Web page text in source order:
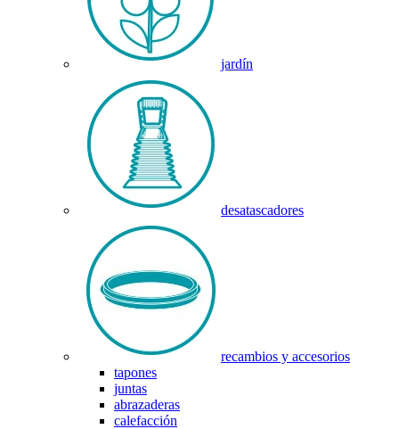
jardín
desatascadores
recambios y accesorios
tapones
juntas
abrazaderas
calefacción